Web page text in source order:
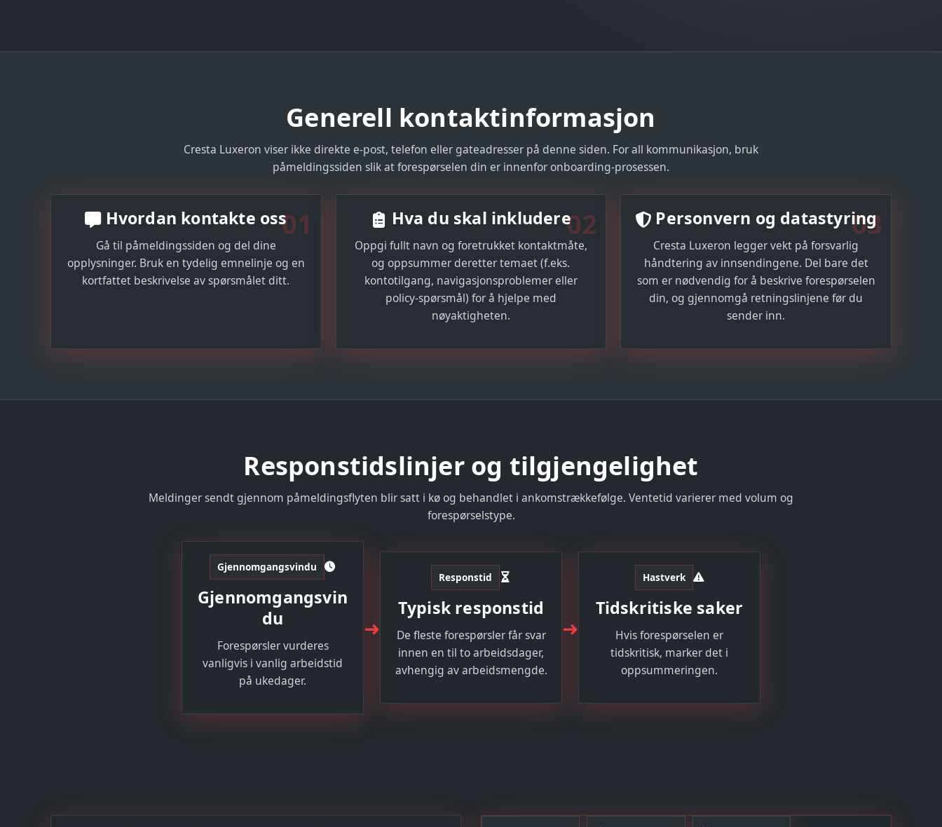
Generell kontaktinformasjon
Cresta Luxeron viser ikke direkte e-post, telefon eller gateadresser på denne siden. For all kommunikasjon, bruk
påmeldingssiden slik at forespørselen din er innenfor onboarding-prosessen.
01
Hvordan kontakte oss
Gå til påmeldingssiden og del dine
opplysninger. Bruk en tydelig emnelinje og en
kortfattet beskrivelse av spørsmålet ditt.
02
Hva du skal inkludere
Oppgi fullt navn og foretrukket kontaktmåte,
og oppsummer deretter temaet (f.eks.
kontotilgang, navigasjonsproblemer eller
policy-spørsmål) for å hjelpe med
nøyaktigheten.
03
Personvern og datastyring
Cresta Luxeron legger vekt på forsvarlig
håndtering av innsendingene. Del bare det
som er nødvendig for å beskrive forespørselen
din, og gjennomgå retningslinjene før du
sender inn.
Responstidslinjer og tilgjengelighet
Meldinger sendt gjennom påmeldingsflyten blir satt i kø og behandlet i ankomstrækkefølge. Ventetid varierer med volum og
forespørselstype.
Gjennomgangsvindu
Gjennomgangsvin
du
Forespørsler vurderes
vanligvis i vanlig arbeidstid
på ukedager.
➜
Responstid
Typisk responstid
De fleste forespørsler får svar
innen en til to arbeidsdager,
avhengig av arbeidsmengde.
➜
Hastverk
Tidskritiske saker
Hvis forespørselen er
tidskritisk, marker det i
oppsummeringen.